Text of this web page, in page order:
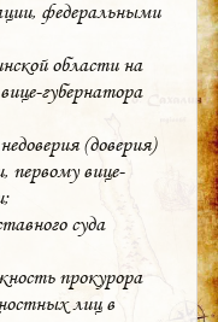
федеральными
области на
губернатора
(доверия)
первому вице-
суда
прокурора
лиц в